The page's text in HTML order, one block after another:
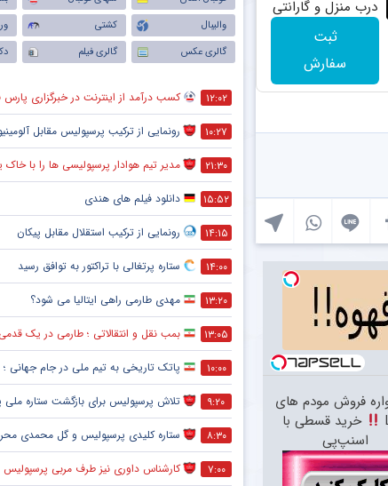
درب منزل و گارانتی
وات بخر
ثبت
سفارش
فروش مودم های
خرید قسطی با
اسنپ‌پی
والیبال
کشتی
گالری عکس
گالری فیلم
۱۲:۰۲ کسب درآمد از اینترنت در خبرگزاری پارس
۱۰:۲۷ رونمایی از ترکیب پرسپولیس‌ مقابل
۲۱:۳۰ مدیر تیم هوادار پرسپولیسی ها را با
۱۵:۵۲ دانلود فیلم های هندی
۱۴:۱۵ رونمایی از ترکیب استقلال مقابل پیکان
۱۴:۰۰ ستاره پرتغالی با تراکتور به توافق رسید
۱۳:۲۰ مهدی طارمی راهی ایتالیا می شود؟
۱۳:۰۵ بمب نقل و انتقالاتی ؛ طارمی در یک قدمی دومین
۱۰:۰۰ پاتک تاریخی به تیم ملی در جام جهانی ؛ سرمربی
۹:۲۰ تلاش پرسپولیس برای بازگشت ستاره
۸:۳۰ ستاره کلیدی پرسپولیس و گل محمدی
۷:۰۰ کارشناس داوری نیز طرف مربی پرسپولیس